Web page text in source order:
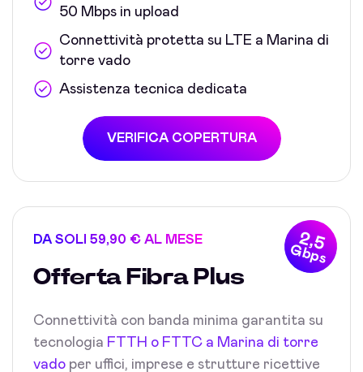
50 Mbps in upload
Connettività protetta su LTE a Marina di
torre vado
Assistenza tecnica dedicata
VERIFICA COPERTURA
2,5
Gbps
DA SOLI 59,90 € AL MESE
Offerta Fibra Plus
Connettività con banda minima garantita su
tecnologia FTTH o FTTC a Marina di torre
vado per uffici, imprese e strutture ricettive